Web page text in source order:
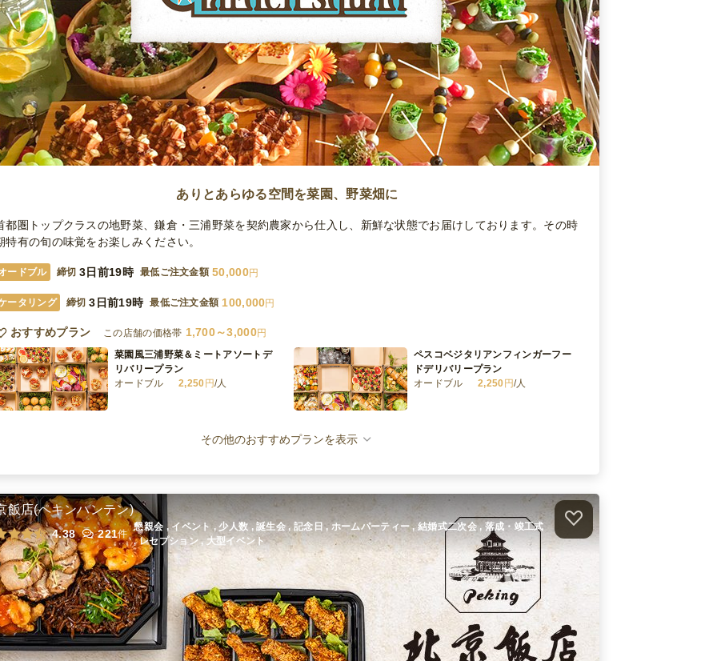
ありとあらゆる空間を菜園、野菜畑に
都圏トップクラスの地野菜、鎌倉・三浦野菜を契約農家から仕入し、新鮮な状態でお届けしております。その時
特有の旬の味覚をお楽しみください。
ードブル 締切 3日前19時 最低ご注文金額 50,000円
ータリング 締切 3日前19時 最低ご注文金額 100,000円
おすすめプラン この店舗の価格帯 1,700～3,000円
菜園風三浦野菜＆ミートアソートデ
リバリープラン
オードブル
2,250 円/人
ペスコベジタリアンフィンガーフー
ドデリバリープラン
オードブル
2,250 円/人
1,700円/人
菜園風三浦野菜＆ミートアソートプ
ラン
ケータリング 2,250円 /人
ペスコベジタリアンフィンガーフー
ケータリング 2,250円/人
カジュアル三浦野菜＆ミートアソー
トデリバリープラン
オードブル
1,700円/人
カジュアルフィンガーフードデリバ
リープラン
オードブル
1,700円/人
全てのプランを見る（11件）
その他のおすすめプランを表示
飯店(ペキンハンテン)
4.38 221件
懇親会 , イベント , 少人数 , 誕生会 , 記念日 , ホームパーティー , 結婚式二次会 , 落成・竣工式
, レセプション , 大型イベント